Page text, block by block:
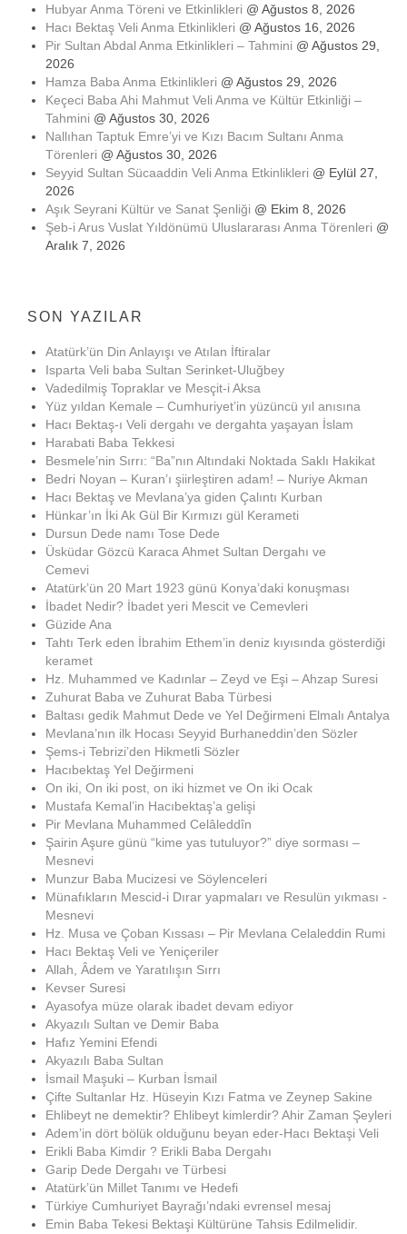
Hubyar Anma Töreni ve Etkinlikleri @ Ağustos 8, 2026
Hacı Bektaş Veli Anma Etkinlikleri @ Ağustos 16, 2026
Pir Sultan Abdal Anma Etkinlikleri – Tahmini @ Ağustos 29,
2026
Hamza Baba Anma Etkinlikleri @ Ağustos 29, 2026
Keçeci Baba Ahi Mahmut Veli Anma ve Kültür Etkinliği –
Tahmini @ Ağustos 30, 2026
Nallıhan Taptuk Emre’yi ve Kızı Bacım Sultanı Anma
Törenleri @ Ağustos 30, 2026
Seyyid Sultan Sücaaddin Veli Anma Etkinlikleri @ Eylül 27,
2026
Aşık Seyrani Kültür ve Sanat Şenliği @ Ekim 8, 2026
Şeb-i Arus Vuslat Yıldönümü Uluslararası Anma Törenleri @
Aralık 7, 2026
SON YAZILAR
Atatürk’ün Din Anlayışı ve Atılan İftiralar
Isparta Veli baba Sultan Serinket-Uluğbey
Vadedilmiş Topraklar ve Mesçit-i Aksa
Yüz yıldan Kemale – Cumhuriyet’in yüzüncü yıl anısına
Hacı Bektaş-ı Veli dergahı ve dergahta yaşayan İslam
Harabati Baba Tekkesi
Besmele’nin Sırrı: “Ba”nın Altındaki Noktada Saklı Hakikat
Bedri Noyan – Kuran’ı şiirleştiren adam! – Nuriye Akman
Hacı Bektaş ve Mevlana’ya giden Çalıntı Kurban
Hünkar’ın İki Ak Gül Bir Kırmızı gül Kerameti
Dursun Dede namı Tose Dede
Üsküdar Gözcü Karaca Ahmet Sultan Dergahı ve
Cemevi
Atatürk’ün 20 Mart 1923 günü Konya’daki konuşması
İbadet Nedir? İbadet yeri Mescit ve Cemevleri
Güzide Ana
Tahtı Terk eden İbrahim Ethem’in deniz kıyısında gösterdiği
keramet
Hz. Muhammed ve Kadınlar – Zeyd ve Eşi – Ahzap Suresi
Zuhurat Baba ve Zuhurat Baba Türbesi
Baltası gedik Mahmut Dede ve Yel Değirmeni Elmalı Antalya
Mevlana’nın ilk Hocası Seyyid Burhaneddin’den Sözler
Şems-i Tebrizi’den Hikmetli Sözler
Hacıbektaş Yel Değirmeni
On iki, On iki post, on iki hizmet ve On iki Ocak
Mustafa Kemal’in Hacıbektaş’a gelişi
Pir Mevlana Muhammed Celâleddîn
Şairin Aşure günü “kime yas tutuluyor?” diye sorması –
Mesnevi
Munzur Baba Mucizesi ve Söylenceleri
Münafıkların Mescid-i Dırar yapmaları ve Resulün yıkması -
Mesnevi
Hz. Musa ve Çoban Kıssası – Pir Mevlana Celaleddin Rumi
Hacı Bektaş Veli ve Yeniçeriler
Allah, Âdem ve Yaratılışın Sırrı
Kevser Suresi
Ayasofya müze olarak ibadet devam ediyor
Akyazılı Sultan ve Demir Baba
Hafız Yemini Efendi
Akyazılı Baba Sultan
İsmail Maşuki – Kurban İsmail
Çifte Sultanlar Hz. Hüseyin Kızı Fatma ve Zeynep Sakine
Ehlibeyt ne demektir? Ehlibeyt kimlerdir? Ahir Zaman Şeyleri
Adem’in dört bölük olduğunu beyan eder-Hacı Bektaşi Veli
Erikli Baba Kimdir ? Erikli Baba Dergahı
Garip Dede Dergahı ve Türbesi
Atatürk’ün Millet Tanımı ve Hedefi
Türkiye Cumhuriyet Bayrağı’ndaki evrensel mesaj
Emin Baba Tekesi Bektaşi Kültürüne Tahsis Edilmelidir.